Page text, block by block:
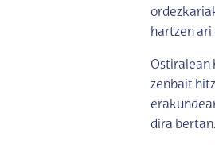
hartzen ari
Ostiralean
zenbait
dira bertan.